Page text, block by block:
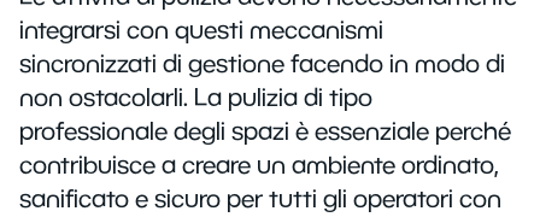
Nebulizzatori
Purificatori d'aria
Dispositivi di protezione individuale
Carta
Noleggio macchine
Soluzioni finanziarie
Usato garantito
Supervalutazione dell'usato
Retail
Logistica
Ho.Re.Ca.
Chi siamo
Aziende
Shop
integrarsi con questi meccanismi
sincronizzati di gestione facendo in modo di
non ostacolarli. La pulizia di tipo
professionale degli spazi è essenziale perché
contribuisce a creare un ambiente ordinato,
sanificato e sicuro per tutti gli operatori con